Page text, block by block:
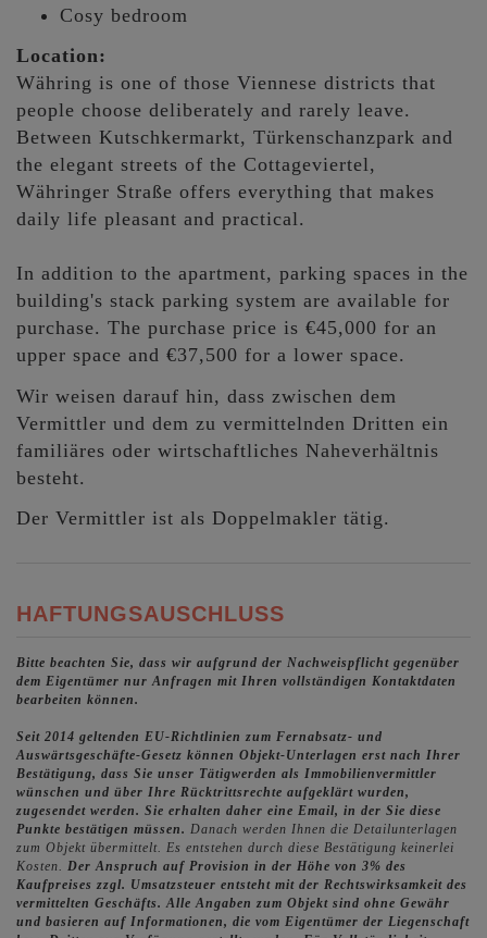
Cosy bedroom
Location:
Währing is one of those Viennese districts that
people choose deliberately and rarely leave.
Between Kutschkermarkt, Türkenschanzpark and
the elegant streets of the Cottageviertel,
Währinger Straße offers everything that makes
daily life pleasant and practical.
In addition to the apartment, parking spaces in the
building's stack parking system are available for
purchase. The purchase price is €45,000 for an
upper space and €37,500 for a lower space.
Wir weisen darauf hin, dass zwischen dem
Vermittler und dem zu vermittelnden Dritten ein
familiäres oder wirtschaftliches Naheverhältnis
besteht.
Der Vermittler ist als Doppelmakler tätig.
HAFTUNGSAUSCHLUSS
Bitte beachten Sie, dass wir aufgrund der Nachweispflicht gegenüber
dem Eigentümer nur Anfragen mit Ihren vollständigen Kontaktdaten
bearbeiten können.
Seit 2014 geltenden EU-Richtlinien zum Fernabsatz- und
Auswärtsgeschäfte-Gesetz können Objekt-Unterlagen erst nach Ihrer
Bestätigung, dass Sie unser Tätigwerden als Immobilienvermittler
wünschen und über Ihre Rücktrittsrechte aufgeklärt wurden,
zugesendet werden. Sie erhalten daher eine Email, in der Sie diese
Punkte bestätigen müssen. Danach werden Ihnen die Detailunterlagen
zum Objekt übermittelt. Es entstehen durch diese Bestätigung keinerlei
Kosten. Der Anspruch auf Provision in der Höhe von 3% des
Kaufpreises zzgl. Umsatzsteuer entsteht mit der Rechtswirksamkeit des
vermittelten Geschäfts.Alle Angaben zum Objekt sind ohne Gewähr
und basieren auf Informationen, die vom Eigentümer der Liegenschaft